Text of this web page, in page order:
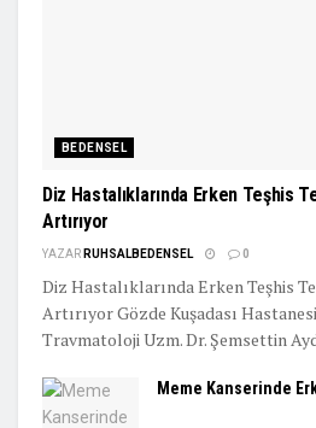
BEDENSEL
Diz Hastalıklarında Erken Teşhis
Artırıyor
YAZAR RUHSALBEDENSEL 0
Diz Hastalıklarında Erken Teşhis
Artırıyor Gözde Kuşadası
Travmatoloji Uzm. Dr. Şemsettin
Meme Kanserinde